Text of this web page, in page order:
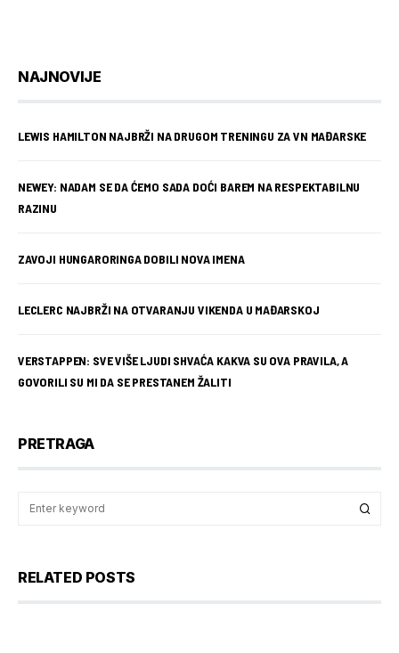
NAJNOVIJE
LEWIS HAMILTON NAJBRŽI NA DRUGOM TRENINGU ZA VN MAĐARSKE
NEWEY: NADAM SE DA ĆEMO SADA DOĆI BAREM NA RESPEKTABILNU
RAZINU
ZAVOJI HUNGARORINGA DOBILI NOVA IMENA
LECLERC NAJBRŽI NA OTVARANJU VIKENDA U MAĐARSKOJ
VERSTAPPEN: SVE VIŠE LJUDI SHVAĆA KAKVA SU OVA PRAVILA, A
GOVORILI SU MI DA SE PRESTANEM ŽALITI
PRETRAGA
RELATED POSTS